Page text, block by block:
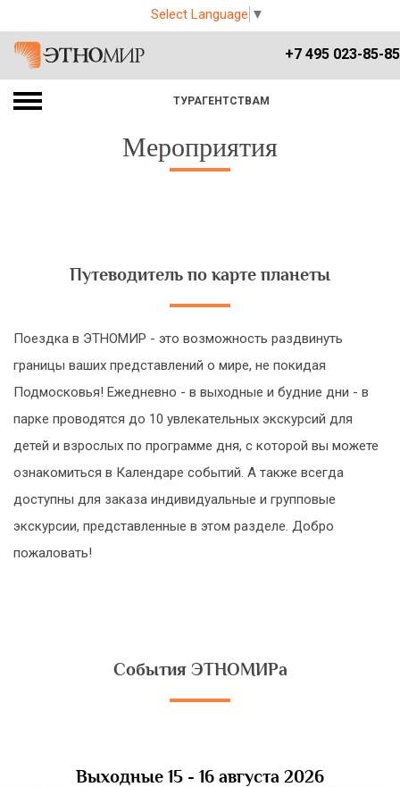
Select Language ▼
+7 495 023-85-85
ТУРАГЕНТСТВАМ
Мероприятия
Путеводитель по карте планеты
Поездка в ЭТНОМИР - это возможность раздвинуть
границы ваших представлений о мире, не покидая
Подмосковья! Ежедневно - в выходные и будние дни - в
парке проводятся до 10 увлекательных экскурсий для
детей и взрослых по программе дня, с которой вы можете
ознакомиться в Календаре событий. А также всегда
доступны для заказа индивидуальные и групповые
экскурсии, представленные в этом разделе. Добро
пожаловать!
События ЭТНОМИРа
Выходные 15 - 16 августа 2026